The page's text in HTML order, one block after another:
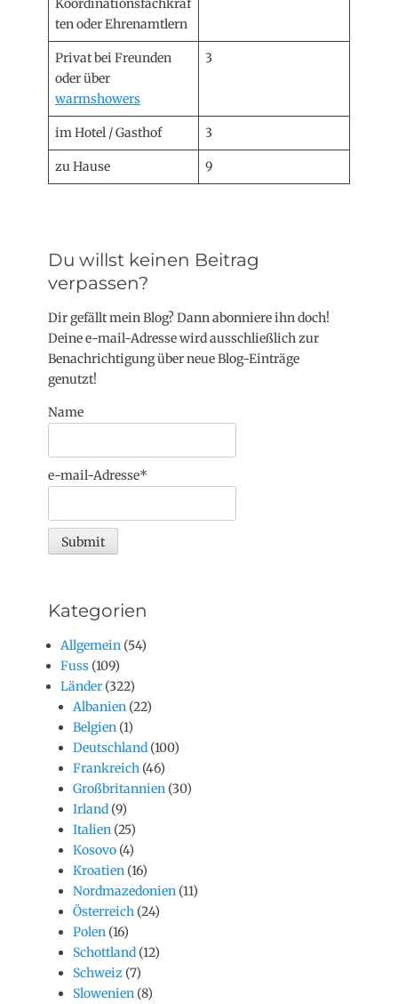
Koordinationsfachkräf
ten oder Ehrenamtlern
Privat bei Freunden
oder über
warmshowers
3
im Hotel / Gasthof 3
zu Hause 9
Du willst keinen Beitrag
verpassen?
Dir gefällt mein Blog? Dann abonniere ihn doch!
Deine e-mail-Adresse wird ausschließlich zur
Benachrichtigung über neue Blog-Einträge
genutzt!
Name
e-mail-Adresse*
Kategorien
Allgemein (54)
Fuss (109)
Länder (322)
Albanien (22)
Belgien (1)
Deutschland (100)
Frankreich (46)
Großbritannien (30)
Irland (9)
Italien (25)
Kosovo (4)
Kroatien (16)
Nordmazedonien (11)
Österreich (24)
Polen (16)
Schottland (12)
Schweiz (7)
Slowenien (8)